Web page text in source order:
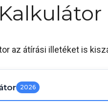
az átírási illetéket is
2026